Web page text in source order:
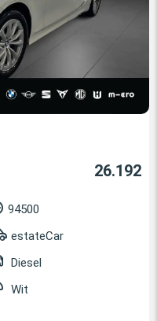
26.192
94500
estateCar
Diesel
Wit